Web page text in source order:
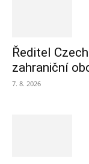
Ředitel
zahraniční
7. 8. 2026